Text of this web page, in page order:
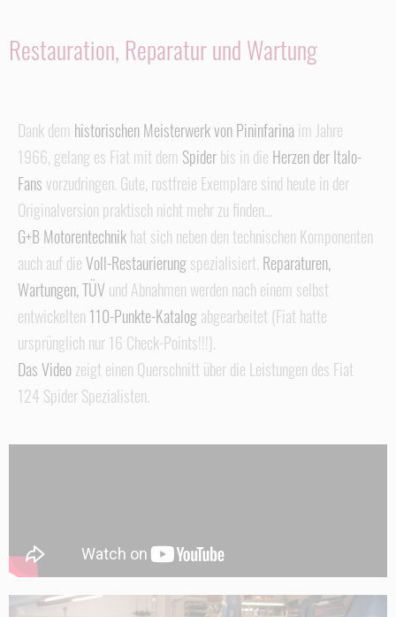
Restauration, Reparatur und Wartung
Dank dem historischen Meisterwerk von Pininfarina im Jahre
1966, gelang es Fiat mit dem Spiderbis in die Herzen der Italo-
Fans vorzudringen. Gute, rostfreie Exemplare sind heute in der
Originalversion praktisch nicht mehr zu finden…
G+B Motorentechnikhat sich neben den technischen Komponenten
auch auf dieVoll-Restaurierungspezialisiert. Reparaturen,
Wartungen, TÜV und Abnahmen werden nach einem selbst
entwickelten 110-Punkte-Katalogabgearbeitet (Fiat hatte
ursprünglich nur 16 Check-Points!!!).
Das Videozeigt einen Querschnitt über die Leistungen des Fiat
124 Spider Spezialisten.